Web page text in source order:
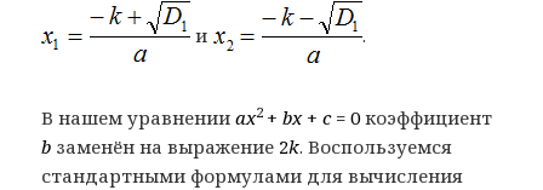
и .
В нашем уравненииax2 +bx +c = 0 коэффициент
b заменён на выражение 2k. Воспользуемся
стандартными формулами для вычисления